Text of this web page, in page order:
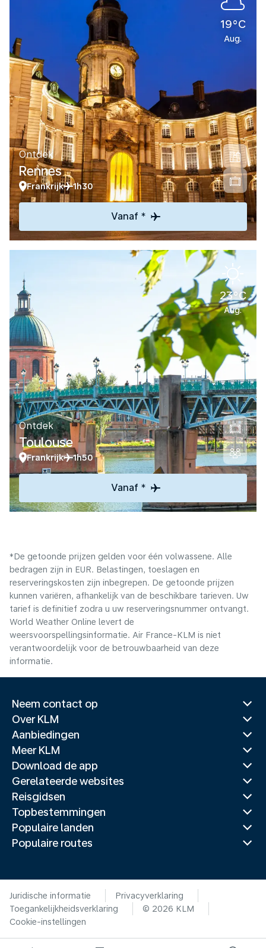
19°C
Aug.
Ontdek
Rennes
Frankrijk 1h30
Vanaf *
23°C
Aug.
Ontdek
Toulouse
Frankrijk 1h50
Vanaf *
*De getoonde prijzen gelden voor één volwassene. Alle
bedragen zijn in EUR. Belastingen, toeslagen en
reserveringskosten zijn inbegrepen. De getoonde prijzen
kunnen variëren, afhankelijk van de beschikbare tarieven. Uw
tarief is definitief zodra u uw reserveringsnummer ontvangt.
World Weather Online levert de
weersvoorspellingsinformatie. Air France-KLM is niet
verantwoordelijk voor de betrouwbaarheid van deze
informatie.
Neem contact op
Over KLM
Aanbiedingen
Meer KLM
Download de app
Gerelateerde websites
Reisgidsen
Topbestemmingen
Populaire landen
Populaire routes
Juridische informatie
Privacyverklaring
Toegankelijkheidsverklaring
© 2026 KLM
Cookie-instellingen